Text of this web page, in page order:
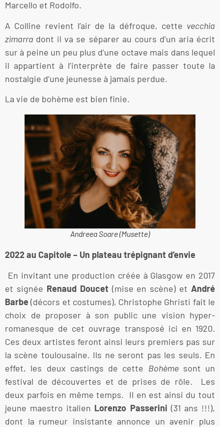
Marcello et Rodolfo.
A Colline revient l’air de la défroque, cette vecchia
zimarra dont il va se séparer au cours d’un aria écrit
sur à peine un peu plus d’une octave mais dans lequel
il appartient à l’interprète de faire passer toute la
nostalgie d’une jeunesse à jamais perdue.
La vie de bohème est bien finie.
Andreea Soare (Musette)
2022 au Capitole – Un plateau trépignant d’envie
En invitant une production créée à Glasgow en 2017
et signée Renaud Doucet(mise en scène) et André
Barbe(décors et costumes), Christophe Ghristi fait le
choix de proposer à son public une vision hyper-
romanesque de cet ouvrage transposé ici en 1920.
Ces deux artistes feront ainsi leurs premiers pas sur
la scène toulousaine. Ils ne seront pas les seuls. En
effet, les deux castings de cette Bohèmesont un
festival de découvertes et de prises de rôle. Les
deux parfois en même temps. Il en est ainsi du tout
jeune maestro italien Lorenzo Passerini (31 ans !!!),
dont la rumeur insistante annonce un avenir plus